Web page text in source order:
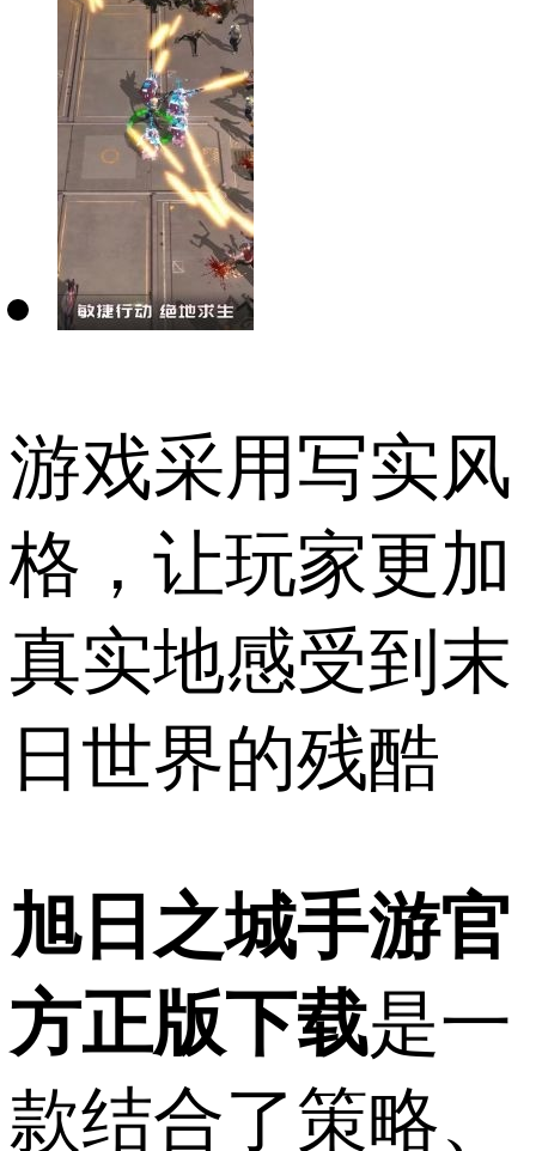
游戏采用写实风
格，让玩家更加
真实地感受到末
日世界的残酷
旭日之城手游官
方正版下载是一
款结合了策略、